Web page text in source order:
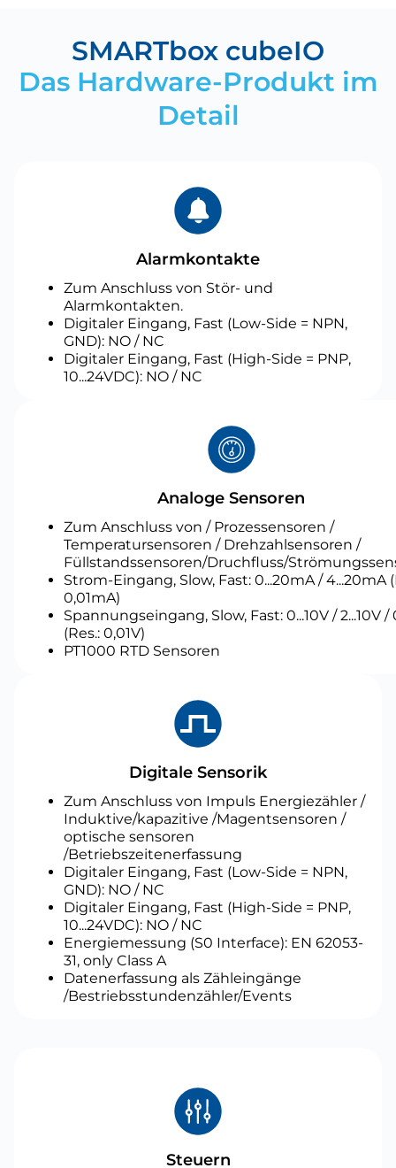
SMARTbox cubeIO
Das Hardware-Produkt im
Detail
Alarmkontakte
Zum Anschluss von Stör- und
Alarmkontakten.
Digitaler Eingang, Fast (Low-Side = NPN,
GND): NO / NC
Digitaler Eingang, Fast (High-Side = PNP,
10...24VDC): NO / NC
Analoge Sensoren
Zum Anschluss von / Prozessensoren /
Temperatursensoren / Drehzahlsensoren /
Füllstandssensoren/Druchfluss/
Strom-Eingang, Slow, Fast: 0...20mA / 4...20mA
0,01mA)
Spannungseingang, Slow, Fast: 0...10V / 2...10V /
(Res.: 0,01V)
PT1000 RTD Sensoren
Digitale Sensorik
Zum Anschluss von Impuls Energiezähler /
Induktive/kapazitive /Magentsensoren /
optische sensoren
/Betriebszeitenerfassung
Digitaler Eingang, Fast (Low-Side = NPN,
GND): NO / NC
Digitaler Eingang, Fast (High-Side = PNP,
10...24VDC): NO / NC
Energiemessung (S0 Interface): EN 62053-
31, only Class A
Datenerfassung als Zähleingänge
/Bestriebsstundenzähler/Events
Steuern